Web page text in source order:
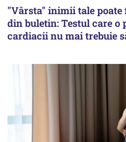
"Vârsta" inimii tale poate
din buletin: Testul care o
cardiacii nu mai trebuie